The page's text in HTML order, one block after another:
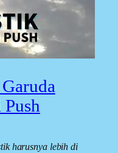
harusnya lebih di